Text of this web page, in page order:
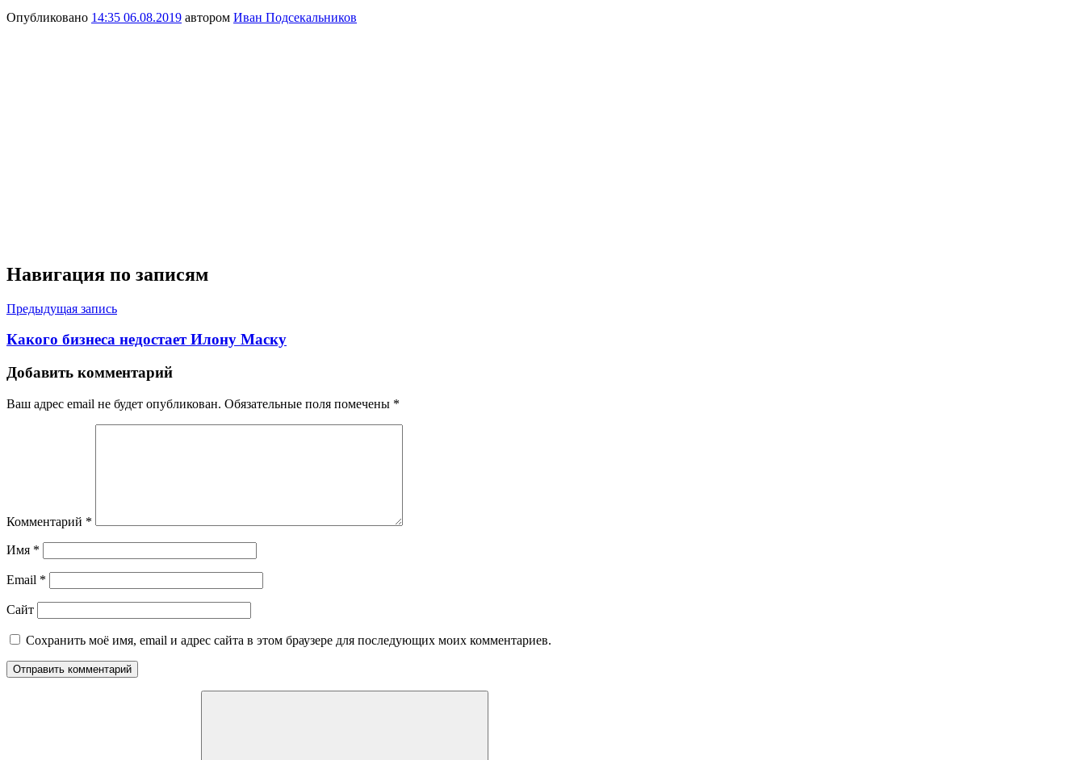
Опубликовано 14:35 06.08.2019 автором Иван Подсекальников
Навигация по записям
Предыдущая запись
Какого бизнеса недостает Илону Маску
Добавить комментарий
Ваш адрес email не будет опубликован. Обязательные поля помечены *
Комментарий *
Имя *
Email *
Сайт
Сохранить моё имя, email и адрес сайта в этом браузере для последующих моих комментариев.